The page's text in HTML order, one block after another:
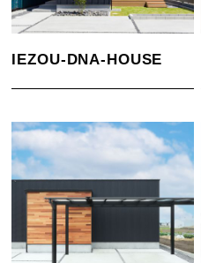
IEZOU-DNA-HOUSE